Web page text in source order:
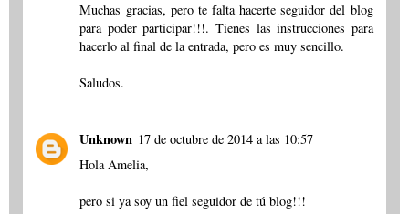
Muchas gracias, pero te falta hacerte seguidor del blog
para poder participar!!!. Tienes las instrucciones para
hacerlo al final de la entrada, pero es muy sencillo.
Saludos.
Unknown 17 de octubre de 2014 a las 10:57
Hola Amelia,
pero si ya soy un fiel seguidor de tú blog!!!